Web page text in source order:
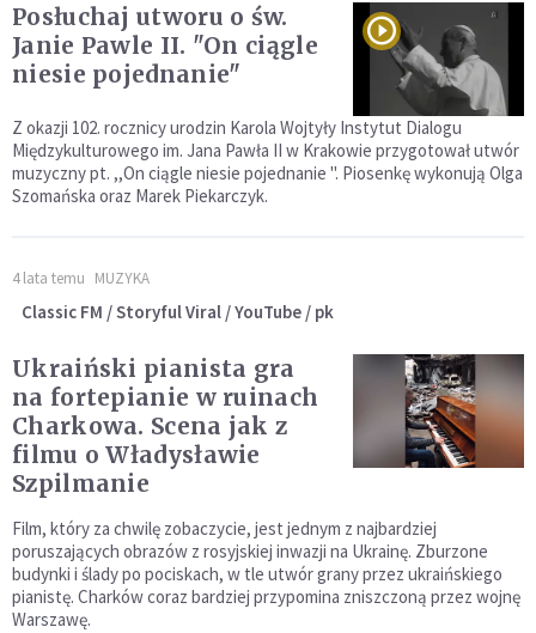
Posłuchaj utworu o św.
Janie Pawle II. "On ciągle
niesie pojednanie"
Z okazji 102. rocznicy urodzin Karola Wojtyły Instytut Dialogu
Międzykulturowego im. Jana Pawła II w Krakowie przygotował utwór
muzyczny pt. ,,On ciągle niesie pojednanie ". Piosenkę wykonują Olga
Szomańska oraz Marek Piekarczyk.
4 lata temu MUZYKA
Classic FM / Storyful Viral / YouTube / pk
Ukraiński pianista gra
na fortepianie w ruinach
Charkowa. Scena jak z
filmu o Władysławie
Szpilmanie
Film, który za chwilę zobaczycie, jest jednym z najbardziej
poruszających obrazów z rosyjskiej inwazji na Ukrainę. Zburzone
budynki i ślady po pociskach, w tle utwór grany przez ukraińskiego
pianistę. Charków coraz bardziej przypomina zniszczoną przez wojnę
Warszawę.